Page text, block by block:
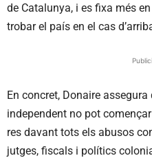
de Catalunya, i es fixa més
trobar el país en el cas
En concret, Donaire assegura
independent no pot
res davant tots els abusos
jutges, fiscals i polítics